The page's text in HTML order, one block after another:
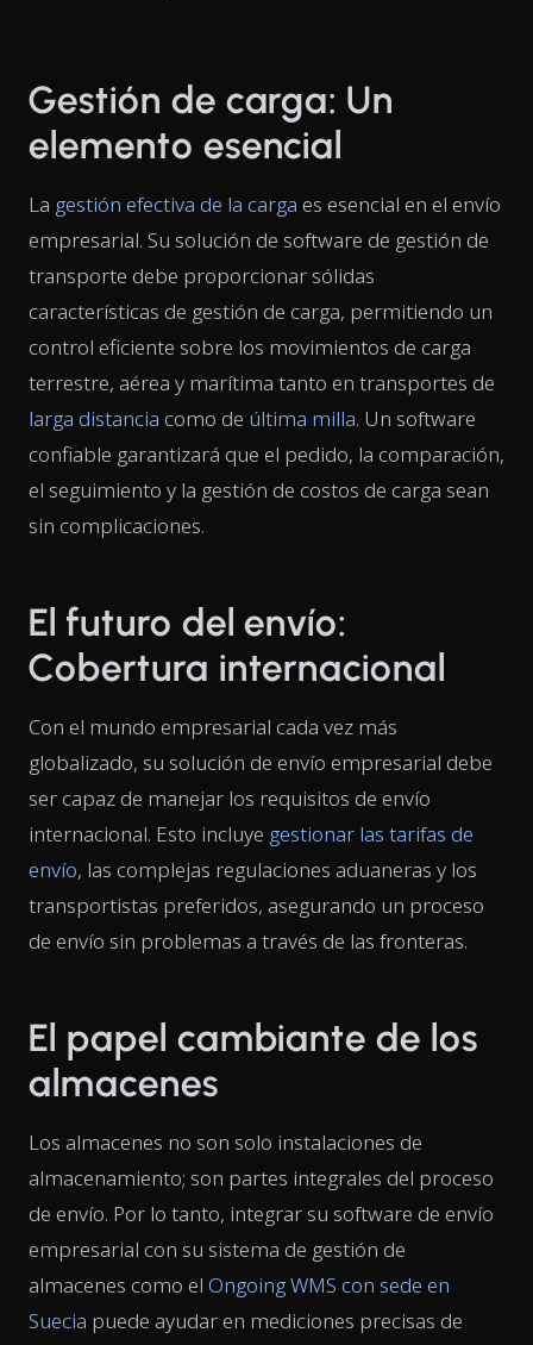
Gestión de carga: Un
elemento esencial
La gestión efectiva de la carga es esencial en el envío
empresarial. Su solución de software de gestión de
transporte debe proporcionar sólidas
características de gestión de carga, permitiendo un
control eficiente sobre los movimientos de carga
terrestre, aérea y marítima tanto en transportes de
larga distancia como de última milla. Un software
confiable garantizará que el pedido, la comparación,
el seguimiento y la gestión de costos de carga sean
sin complicaciones.
El futuro del envío:
Cobertura internacional
Con el mundo empresarial cada vez más
globalizado, su solución de envío empresarial debe
ser capaz de manejar los requisitos de envío
internacional. Esto incluye gestionar las tarifas de
envío, las complejas regulaciones aduaneras y los
transportistas preferidos, asegurando un proceso
de envío sin problemas a través de las fronteras.
El papel cambiante de los
almacenes
Los almacenes no son solo instalaciones de
almacenamiento; son partes integrales del proceso
de envío. Por lo tanto, integrar su software de envío
empresarial con su sistema de gestión de
almacenes como el Ongoing WMS con sede en
Suecia puede ayudar en mediciones precisas de